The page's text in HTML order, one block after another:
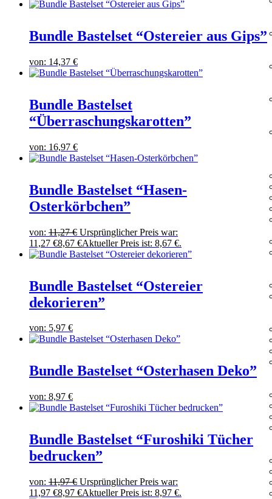
Bundle Bastelset “Ostereier aus Gips”
von: 14,37 €
Bundle Bastelset
“Überraschungskarotten”
von: 16,97 €
Bundle Bastelset “Hasen-
Osterkörbchen”
von: 11,27€ Ursprünglicher Preis war:
11,27 €8,67 €Aktueller Preis ist: 8,67 €.
Bundle Bastelset “Ostereier
dekorieren”
von: 5,97 €
Bundle Bastelset “Osterhasen Deko”
von: 8,97 €
Bundle Bastelset “Furoshiki Tücher
bedrucken”
von: 11,97€ Ursprünglicher Preis war:
11,97 €8,97 €Aktueller Preis ist: 8,97 €.